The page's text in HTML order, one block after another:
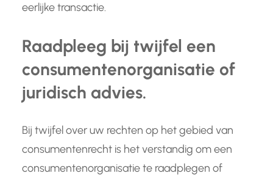
eerlijke transactie.
Raadpleeg bij twijfel een
consumentenorganisatie of
juridisch advies.
Bij twijfel over uw rechten op het gebied van
consumentenrecht is het verstandig om een
consumentenorganisatie te raadplegen of